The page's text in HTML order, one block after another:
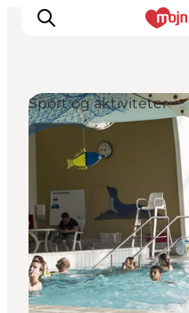
Oplevelser
Byer & Steder
Det sker
Overnatning
Planlæg din ferie
Booking
Sport og aktiviteter